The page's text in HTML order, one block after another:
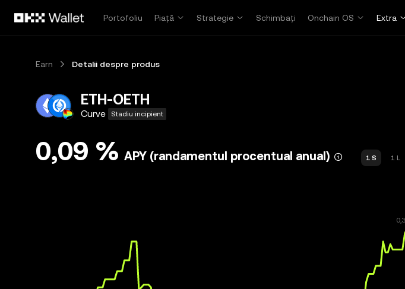
Portofoliu
Piață Strategie Schimbați Onchain OS Extra
Earn Detalii despre produs
ETH-OETH
Curve Stadiu incipient
0,09 % APY (randamentul procentual anual) 1 S 1 L